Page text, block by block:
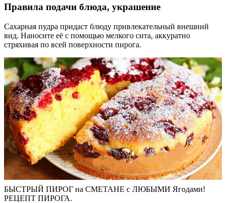
Правила подачи блюда, украшение
Сахарная пудра придаст блюду привлекательный внешний
вид. Наносите её с помощью мелкого сита, аккуратно
стряхивая по всей поверхности пирога.
БЫСТРЫЙ ПИРОГ на СМЕТАНЕ с ЛЮБЫМИ Ягодами!
РЕЦЕПТ ПИРОГА.